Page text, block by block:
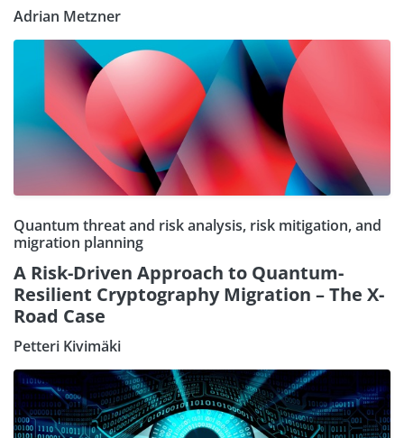
Adrian Metzner
Quantum threat and risk analysis, risk mitigation, and
migration planning
A Risk-Driven Approach to Quantum-
Resilient Cryptography Migration – The X-
Road Case
Petteri Kivimäki